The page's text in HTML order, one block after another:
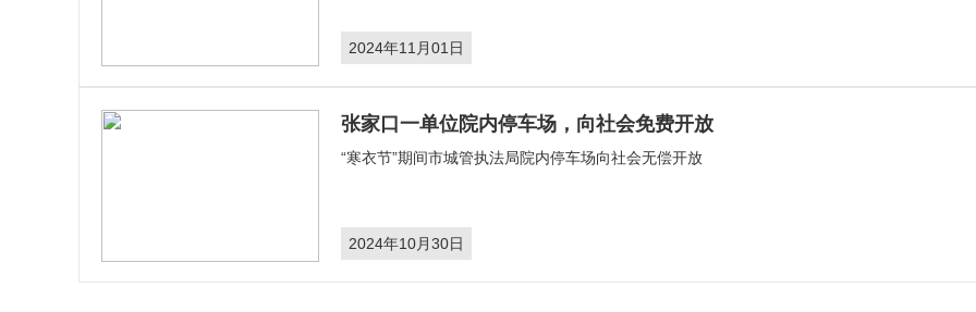
2024年11月01日
张家口一单位院内停车场，向社会免费开放
“寒衣节”期间市城管执法局院内停车场向社会无偿开放
2024年10月30日